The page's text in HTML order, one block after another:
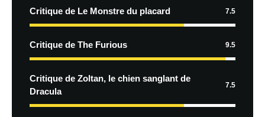
Critique de Le Monstre du placard 7.5
Critique de The Furious 9.5
Critique de Zoltan, le chien sanglant de
Dracula
7.5